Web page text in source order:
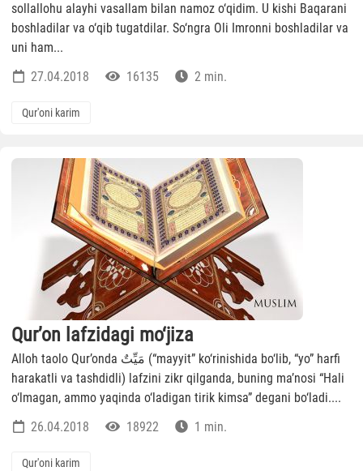
sollallohu alayhi vasallam bilan namoz o‘qidim. U kishi Baqarani
boshladilar va o‘qib tugatdilar. So‘ngra Oli Imronni boshladilar va
uni ham...
27.04.2018
16135 2 min.
Qur'oni karim
Qur’on lafzidagi mo‘jiza
Alloh taolo Qur’onda مَيِّتٌ (“mayyit” ko‘rinishida bo‘lib, “yo” harfi
harakatli va tashdidli) lafzini zikr qilganda, buning ma’nosi “Hali
o‘lmagan, ammo yaqinda o‘ladigan tirik kimsa” degani bo‘ladi....
26.04.2018
18922 1 min.
Qur'oni karim